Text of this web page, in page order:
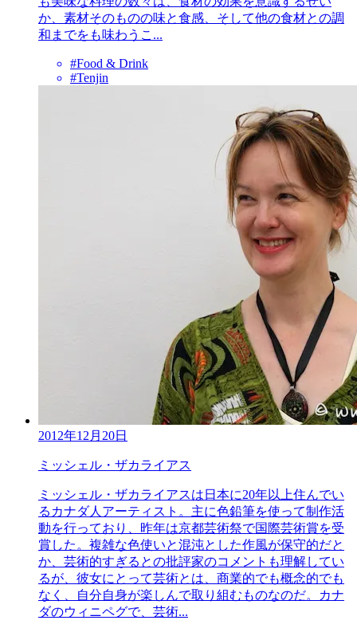
か、素材そのものの味と食感、そして他の食材との調
和までをも味わうこ...
#Food & Drink
#Tenjin
2012年12月20日
ミッシェル・ザカライアス
ミッシェル・ザカライアスは日本に20年以上住んでい
るカナダ人アーティスト。主に色鉛筆を使って制作活
動を行っており、昨年は京都芸術祭で国際芸術賞を受
賞した。複雑な色使いと混沌とした作風が保守的だと
か、芸術的すぎるとの批評家のコメントも理解してい
るが、彼女にとって芸術とは、商業的でも概念的でも
なく、自分自身が楽しんで取り組むものなのだ。カナ
ダのウィニペグで、芸術...